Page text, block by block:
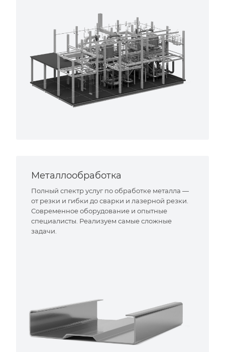
Металлообработка
Полный спектр услуг по обработке металла —
от резки и гибки до сварки и лазерной резки.
Современное оборудование и опытные
специалисты. Реализуем самые сложные
задачи.